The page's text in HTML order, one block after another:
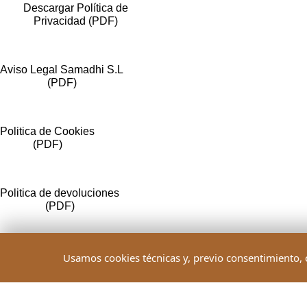
Esta Página web utiliza cookies para mejorar tu
Descargar Política de
Privacidad (PDF)
Aviso Legal Samadhi S.L
(PDF)
Politica de Cookies
(PDF)
Politica de devoluciones
(PDF)
Preguntas Frecuentes (FAQ)
Usamos cookies técnicas y, previo